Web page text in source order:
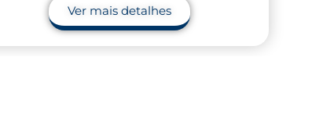
Ver mais detalhes